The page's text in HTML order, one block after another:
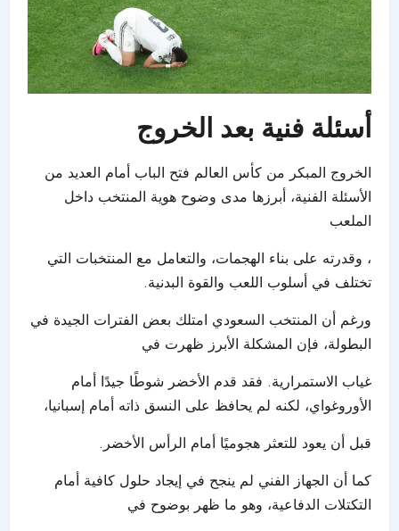
أسئلة فنية بعد الخروج
الخروج المبكر منكأس العالم فتح الباب أمام العديد من
الأسئلة الفنية، أبرزها مدى وضوح هوية المنتخب داخل
الملعب
، وقدرته على بناء الهجمات، والتعامل مع المنتخبات التي
تختلف في أسلوب اللعب والقوة البدنية.
ورغم أن المنتخب السعودي امتلك بعض الفترات الجيدة في
البطولة، فإن المشكلة الأبرز ظهرت في
غياب الاستمرارية. فقد قدم الأخضر شوطًا جيدًا أمام
الأوروغواي، لكنه لم يحافظ على النسق ذاته أمام إسبانيا،
قبل أن يعود للتعثر هجوميًا أمام الرأس الأخضر.
كما أن الجهاز الفني لم ينجح في إيجاد حلول كافية أمام
التكتلات الدفاعية، وهو ما ظهر بوضوح في